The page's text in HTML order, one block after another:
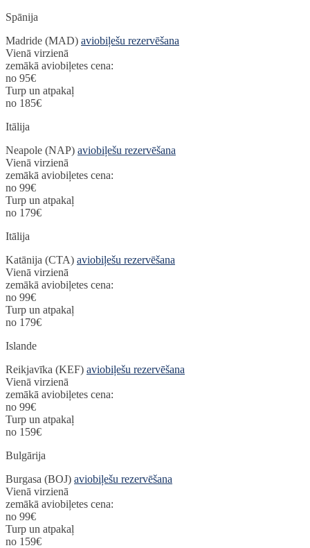
Spānija
Madride (MAD) aviobiļešu rezervēšana
Vienā virzienā
zemākā aviobiļetes cena:
no 95€
Turp un atpakaļ
no 185€
Itālija
Neapole (NAP) aviobiļešu rezervēšana
Vienā virzienā
zemākā aviobiļetes cena:
no 99€
Turp un atpakaļ
no 179€
Itālija
Katānija (CTA) aviobiļešu rezervēšana
Vienā virzienā
zemākā aviobiļetes cena:
no 99€
Turp un atpakaļ
no 179€
Islande
Reikjavīka (KEF) aviobiļešu rezervēšana
Vienā virzienā
zemākā aviobiļetes cena:
no 99€
Turp un atpakaļ
no 159€
Bulgārija
Burgasa (BOJ) aviobiļešu rezervēšana
Vienā virzienā
zemākā aviobiļetes cena:
no 99€
Turp un atpakaļ
no 159€